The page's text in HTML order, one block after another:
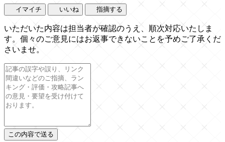
イマイチ いいね 指摘する
いただいた内容は担当者が確認のうえ、順次対応いたしま
す。個々のご意見にはお返事できないことを予めご了承くだ
さいませ。